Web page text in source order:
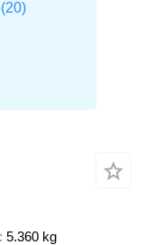
5.360 kg